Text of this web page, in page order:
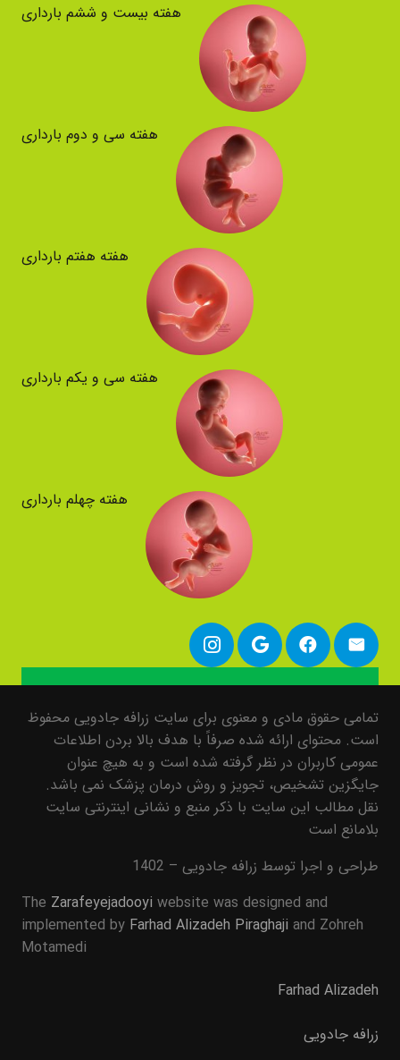
هفته بیست و ششم بارداری
هفته سی و دوم بارداری
هفته هفتم بارداری
هفته سی و یکم بارداری
هفته چهلم بارداری
تمامی حقوق مادی و معنوی برای سایت زرافه جادویی محفوظ
است. محتوای ارائه شده صرفاً با هدف بالا بردن اطلاعات
عمومی کاربران در نظر گرفته شده است و به هیچ عنوان
جایگزین تشخیص، تجویز و روش درمان پزشک نمی باشد.
نقل مطالب این سایت با ذکر منبع و نشانی اینترنتی سایت
بلامانع است
طراحی و اجرا توسط زرافه جادویی – 1402
The Zarafeyejadooyi website was designed and
implemented by Farhad Alizadeh Piraghaji and Zohreh
Motamedi
Farhad Alizadeh
زرافه جادویی